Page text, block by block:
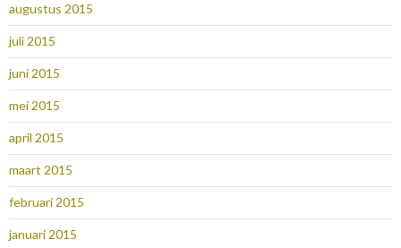
augustus 2015
juli 2015
juni 2015
mei 2015
april 2015
maart 2015
februari 2015
januari 2015